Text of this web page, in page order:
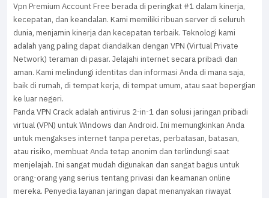
Vpn Premium Account Free berada di peringkat #1 dalam kinerja,
kecepatan, dan keandalan. Kami memiliki ribuan server di seluruh
dunia, menjamin kinerja dan kecepatan terbaik. Teknologi kami
adalah yang paling dapat diandalkan dengan VPN (Virtual Private
Network) teraman di pasar. Jelajahi internet secara pribadi dan
aman. Kami melindungi identitas dan informasi Anda di mana saja,
baik di rumah, di tempat kerja, di tempat umum, atau saat bepergian
ke luar negeri.
Panda VPN Crack adalah antivirus 2-in-1 dan solusi jaringan pribadi
virtual (VPN) untuk Windows dan Android. Ini memungkinkan Anda
untuk mengakses internet tanpa peretas, perbatasan, batasan,
atau risiko, membuat Anda tetap anonim dan terlindungi saat
menjelajah. Ini sangat mudah digunakan dan sangat bagus untuk
orang-orang yang serius tentang privasi dan keamanan online
mereka. Penyedia layanan jaringan dapat menanyakan riwayat